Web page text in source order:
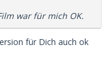
war für mich OK.
für Dich auch ok